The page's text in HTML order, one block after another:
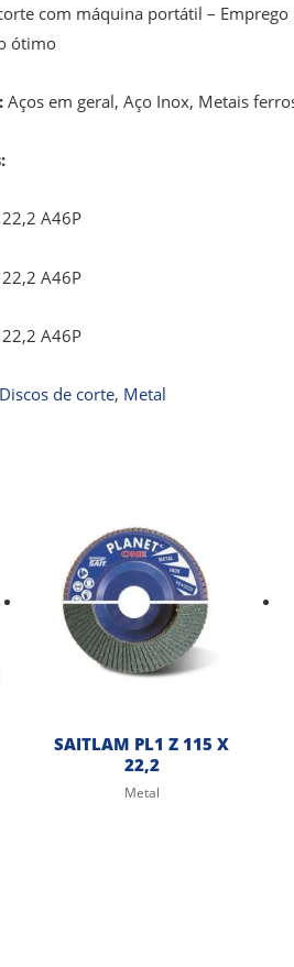
com máquina portátil –
ótimo
Aços em geral, Aço Inox, Metais
A46P
A46P
A46P
Discos de corte, Metal
SAITLAM PL1 Z 115 X
22,2
Metal